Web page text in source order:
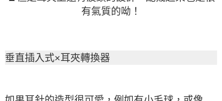
有氣質的呦！
垂直插入式×耳夾轉換器